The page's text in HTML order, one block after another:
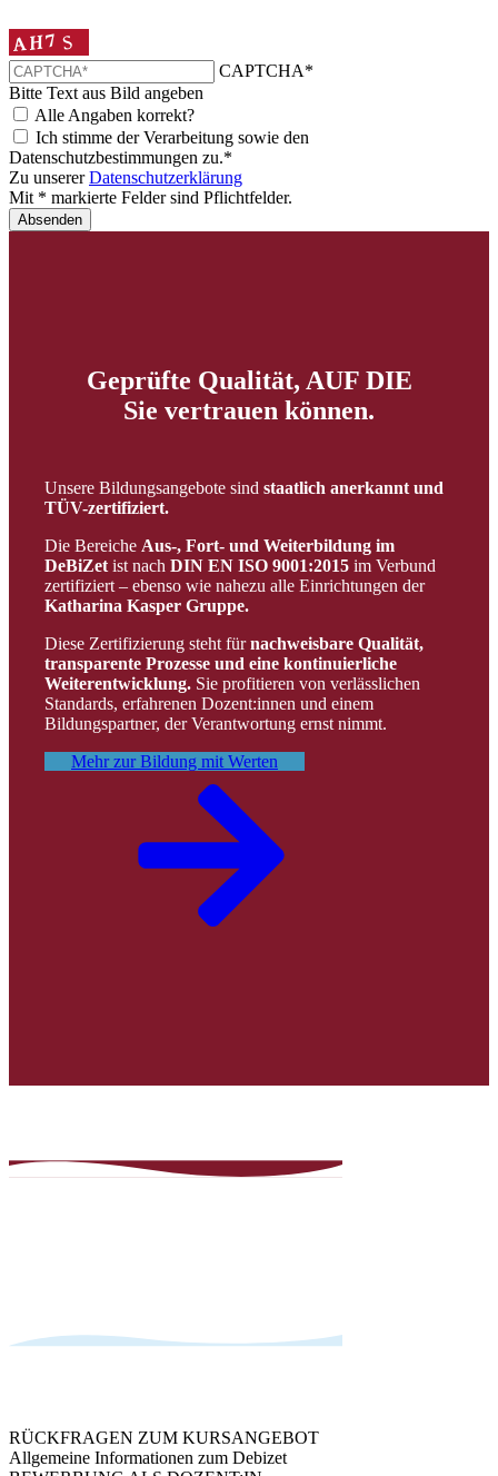
CAPTCHA*
Bitte Text aus Bild angeben
Alle Angaben korrekt?
Ich stimme der Verarbeitung sowie den
Datenschutzbestimmungen zu.*
Zu unsererDatenschutzerklärung
Mit * markierte Felder sind Pflichtfelder.
Absenden
Geprüfte Qualität, AUF DIE
Sie vertrauen können.
Unsere Bildungsangebote sind staatlich anerkannt und
TÜV-zertifiziert.
Die Bereiche Aus-, Fort- und Weiterbildung im
DeBiZet ist nach DIN EN ISO 9001:2015 im Verbund
zertifiziert – ebenso wie nahezu alle Einrichtungen der
Katharina Kasper Gruppe.
Diese Zertifizierung steht fürnachweisbare Qualität,
transparente Prozesse und eine kontinuierliche
Weiterentwicklung. Sie profitieren von verlässlichen
Standards, erfahrenen Dozent:innen und einem
Bildungspartner, der Verantwortung ernst nimmt.
Mehr zur Bildung mit Werten
RÜCKFRAGEN ZUM KURSANGEBOT
Allgemeine Informationen zum Debizet